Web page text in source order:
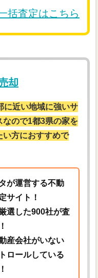
括査定はこちら
却
に近い地域に強いサ
なので1都3県の家を
い方におすすめで
が運営する不動
サイト！
選した900社が査
産会社がいない
ロールしている